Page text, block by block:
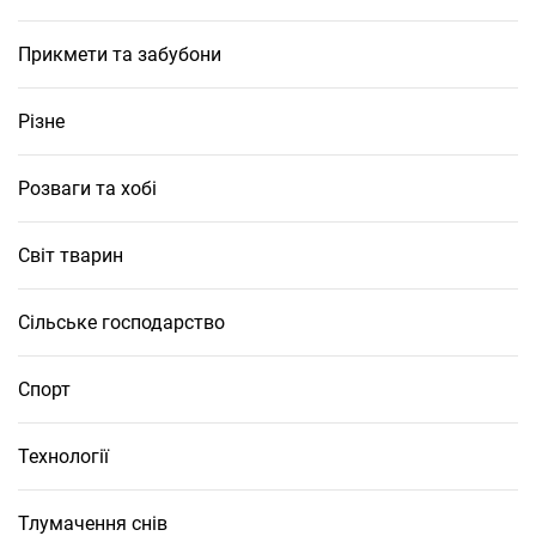
Прикмети та забубони
Різне
Розваги та хобі
Світ тварин
Сільське господарство
Спорт
Технології
Тлумачення снів